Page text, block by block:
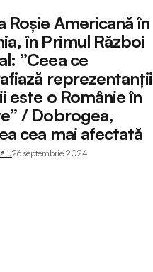
Roșie Americană în
în Primul Război
”Ceea ce
reprezentanții
este o Românie în
/ Dobrogea,
cea mai afectată
26 septembrie 2024